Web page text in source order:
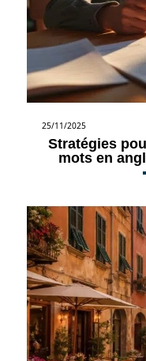
25/11/2025
Stratégies
mots en